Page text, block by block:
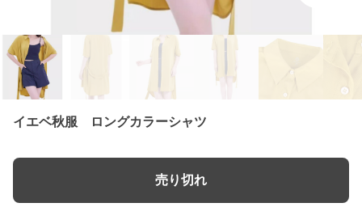
イエベ秋服 ロングカラーシャツ
売り切れ